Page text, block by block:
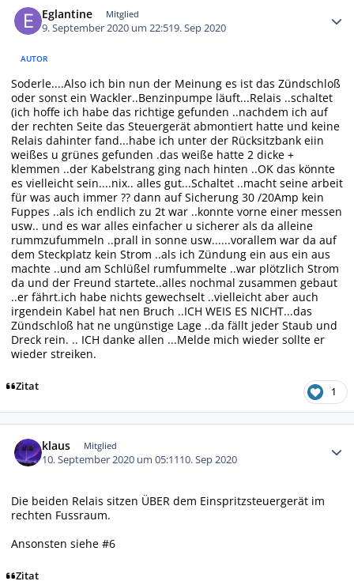
Eglantine Mitglied
9. September 2020 um 22:519. Sep 2020
AUTOR
Soderle....Also ich bin nun der Meinung es ist das Zündschloß
oder sonst ein Wackler..Benzinpumpe läuft...Relais ..schaltet
(ich hoffe ich habe das richtige gefunden ..nachdem ich auf
der rechten Seite das Steuergerät abmontiert hatte und keine
Relais dahinter fand...habe ich unter der Rücksitzbank eiin
weißes u grünes gefunden .das weiße hatte 2 dicke +
klemmen ..der Kabelstrang ging nach hinten ..OK das könnte
es vielleicht sein....nix.. alles gut...Schaltet ..macht seine arbeit
für was auch immer ?? dann auf Sicherung 30 /20Amp kein
Fuppes ..als ich endlich zu 2t war ..konnte vorne einer messen
usw.. und es war alles einfacher u sicherer als da alleine
rummzufummeln ..prall in sonne usw......vorallem war da auf
dem Steckplatz kein Strom ..als ich Zündung ein aus ein aus
machte ..und am Schlüßel rumfummelte ..war plötzlich Strom
da und der Freund startete..alles nochmal zusammen gebaut
..er fährt.ich habe nichts gewechselt ..vielleicht aber auch
irgendein Kabel hat nen Bruch ..ICH WEIS ES NICHT...das
Zündschloß hat ne ungünstige Lage ..da fällt jeder Staub und
Dreck rein. .. ICH danke allen ...Melde mich wieder sollte er
wieder streiken.
Zitat 1
klaus Mitglied
10. September 2020 um 05:1110. Sep 2020
Die beiden Relais sitzen ÜBER dem Einspritzsteuergerät im
rechten Fussraum.
Ansonsten siehe #6
Zitat